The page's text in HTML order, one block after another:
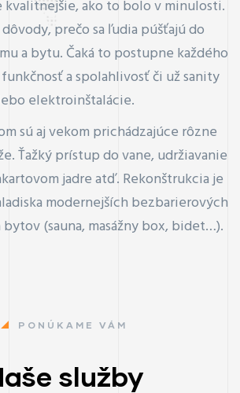
ako to bolo v minulosti.
prečo sa ľudia púšťajú do
a bytu. Čaká to postupne každého
a spolahlivosť či už sanity
elektroinštalácie.
sú aj vekom prichádzajúce rôzne
Ťažký prístup do vane, udržiavanie
jadre atď. Rekonštrukcia je
modernejších bezbarierových
(sauna, masážny box, bidet…).
PONÚKAME VÁM
služby